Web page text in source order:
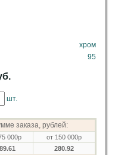
хром
95
шт.
заказа, рублей:
000р
от 150 000р
280.92